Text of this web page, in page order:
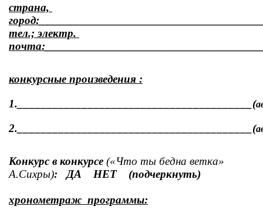
страна,
тел.; электр.
конкурсные произведения :
1.________________________________________(
2.________________________________________(
Конкурс в конкурсе («Что ты бедна ветка»
А.Сихры):   ДА    НЕТ    (подчеркнуть)
хронометраж  программы: